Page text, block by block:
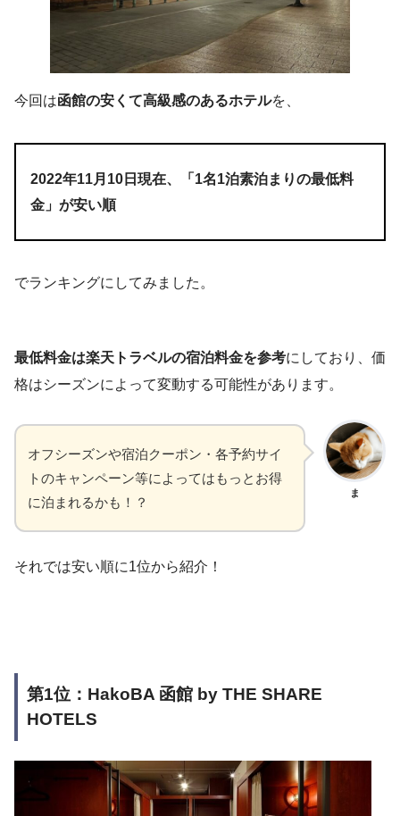
今回は函館の安くて高級感のあるホテルを、
2022年11月10日現在、「1名1泊素泊まりの最低料
金」が安い順
でランキングにしてみました。
最低料金は楽天トラベルの宿泊料金を参考にしており、価
格はシーズンによって変動する可能性があります。
ま
オフシーズンや宿泊クーポン・各予約サイ
トのキャンペーン等によってはもっとお得
に泊まれるかも！？
それでは安い順に1位から紹介！
第1位：HakoBA 函館 by THE SHARE
HOTELS